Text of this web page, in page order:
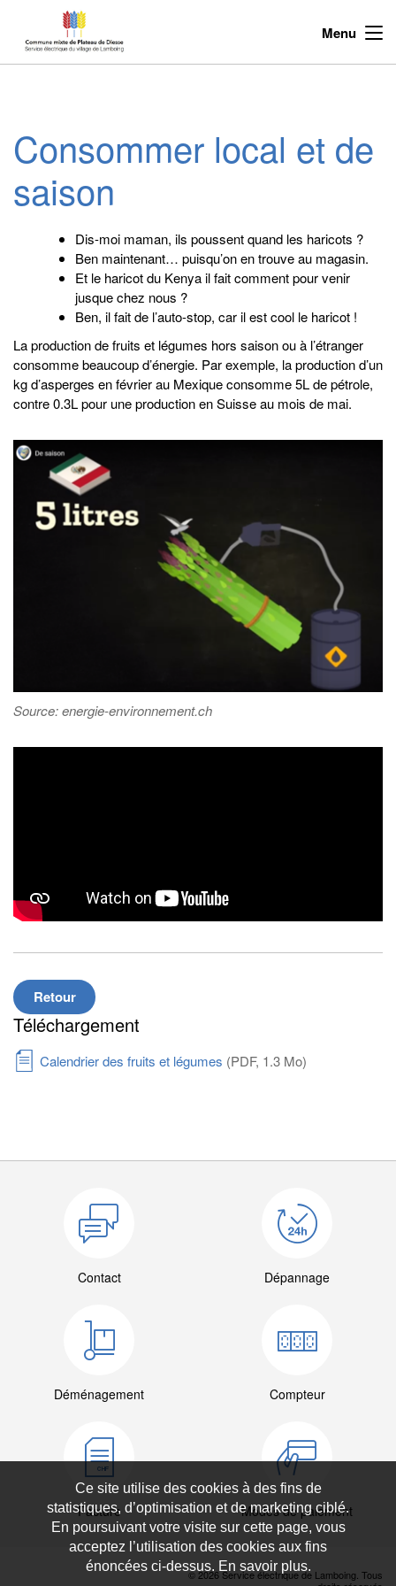
Menu
Consommer local et de
saison
Dis-moi maman, ils poussent quand les haricots ?
Ben maintenant… puisqu’on en trouve au magasin.
Et le haricot du Kenya il fait comment pour venir
jusque chez nous ?
Ben, il fait de l’auto-stop, car il est cool le haricot !
La production de fruits et légumes hors saison ou à l’étranger
consomme beaucoup d’énergie. Par exemple, la production d’un
kg d’asperges en février au Mexique consomme 5L de pétrole,
contre 0.3L pour une production en Suisse au mois de mai.
Source: energie-environnement.ch
Retour
Téléchargement
Calendrier des fruits et légumes (PDF, 1.3 Mo)
Contact Dépannage
Déménagement Compteur
Facture Modes de paiement
© 2026 Service électrique de Lamboing. Tous
Ce site utilise des cookies à des fins de
statistiques, d’optimisation et de marketing ciblé.
En poursuivant votre visite sur cette page, vous
acceptez l’utilisation des cookies aux fins
énoncées ci-dessus. En savoir plus.